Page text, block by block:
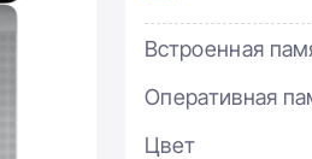
Встроенная
Оперативная
Цвет